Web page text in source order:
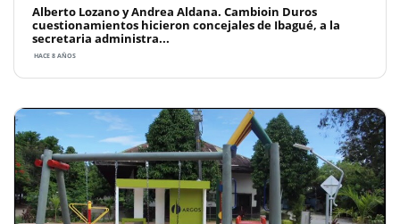
Alberto Lozano y Andrea Aldana. Cambioin Duros
cuestionamientos hicieron concejales de Ibagué, a la
secretaria administra...
HACE 8 AÑOS